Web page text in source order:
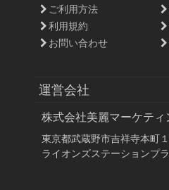
ご利用方法
利用規約
お問い合わせ
運営会社
株式会社美麗マーケティ
東京都武蔵野市吉祥寺本町
ライオンズステーションプ